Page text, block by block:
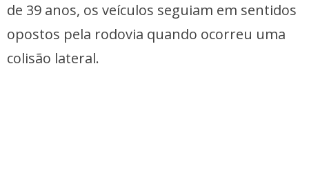
de 39 anos, os veículos seguiam em sentidos
opostos pela rodovia quando ocorreu uma
colisão lateral.